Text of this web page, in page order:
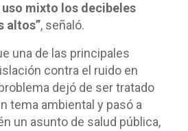
mixto los decibeles
altos”, señaló.
una de las principales
contra el ruido en
dejó de ser tratado
tema ambiental y pasó a
un asunto de salud pública,